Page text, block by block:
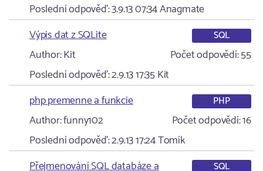
Poslední odpověď:3.9.13 07:34Anagmate
Výpis dat z SQLite
SQL
Author:Kit Počet odpovědí:55
Poslední odpověď:2.9.13 17:35Kit
php premenne a funkcie
PHP
Author:funny102 Počet odpovědí:16
Poslední odpověď:2.9.13 17:24Tomík
Přejmenování SQL databáze a
SQL